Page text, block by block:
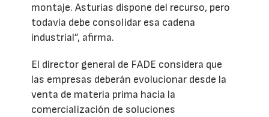
montaje. Asturias dispone del recurso, pero
todavía debe consolidar esa cadena
industrial”, afirma.
El director general de FADE considera que
las empresas deberán evolucionar desde la
venta de materia prima hacia la
comercialización de soluciones